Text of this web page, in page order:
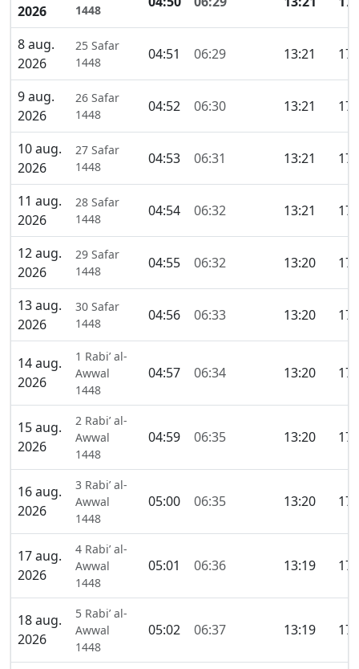
2026
1448
8 aug.
2026
25 Safar
1448
04:51 06:29 13:21
9 aug.
2026
26 Safar
1448
04:52 06:30 13:21
10 aug.
2026
27 Safar
1448
04:53 06:31 13:21
11 aug.
2026
28 Safar
1448
04:54 06:32 13:21
12 aug.
2026
29 Safar
1448
04:55 06:32 13:20
13 aug.
2026
30 Safar
1448
04:56 06:33 13:20
14 aug.
2026
1 Rabi’ al-
Awwal
1448
04:57 06:34 13:20
15 aug.
2026
2 Rabi’ al-
Awwal
1448
04:59 06:35 13:20
16 aug.
2026
3 Rabi’ al-
Awwal
1448
05:00 06:35 13:20
17 aug.
2026
4 Rabi’ al-
Awwal
1448
05:01 06:36 13:19
18 aug.
2026
5 Rabi’ al-
Awwal
1448
05:02 06:37 13:19